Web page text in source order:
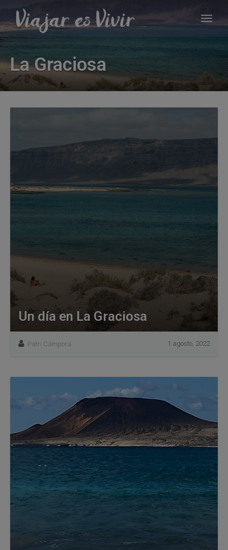
La Graciosa
Un día en La Graciosa
Patri Cámpora 1 agosto, 2022